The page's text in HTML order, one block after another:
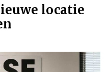
locatie